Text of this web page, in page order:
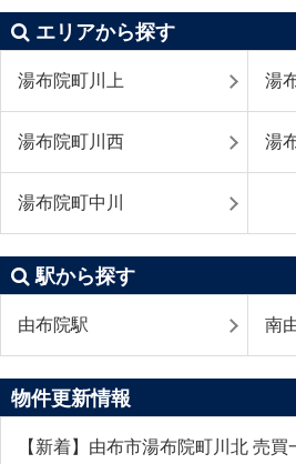
エリアから探す
湯布院町川上 湯
湯布院町川西 湯
湯布院町中川
駅から探す
由布院駅 南
物件更新情報
【新着】由布市湯布院町川北 売買